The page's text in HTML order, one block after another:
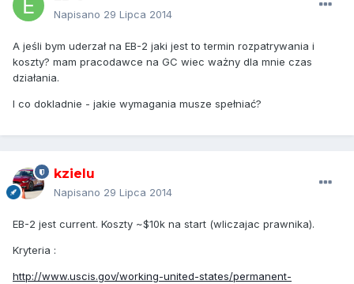
Napisano 29 Lipca 2014
A jeśli bym uderzał na EB-2 jaki jest to termin rozpatrywania i
koszty? mam pracodawce na GC wiec ważny dla mnie czas
działania.
I co dokladnie - jakie wymagania musze spełniać?
kzielu
Napisano 29 Lipca 2014
EB-2 jest current. Koszty ~$10k na start (wliczajac prawnika).
Kryteria :
http://www.uscis.gov/working-united-states/permanent-